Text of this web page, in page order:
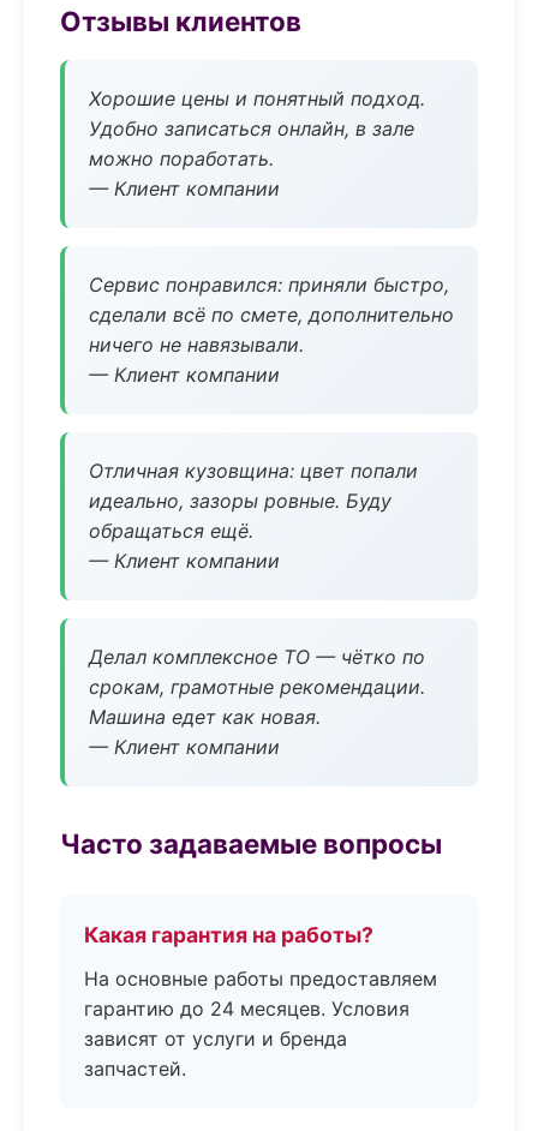
Отзывы клиентов
Хорошие цены и понятный подход.
Удобно записаться онлайн, в зале
можно поработать.
— Клиент компании
Сервис понравился: приняли быстро,
сделали всё по смете, дополнительно
ничего не навязывали.
— Клиент компании
Отличная кузовщина: цвет попали
идеально, зазоры ровные. Буду
обращаться ещё.
— Клиент компании
Делал комплексное ТО — чётко по
срокам, грамотные рекомендации.
Машина едет как новая.
— Клиент компании
Часто задаваемые вопросы
Какая гарантия на работы?
На основные работы предоставляем
гарантию до 24 месяцев. Условия
зависят от услуги и бренда
запчастей.